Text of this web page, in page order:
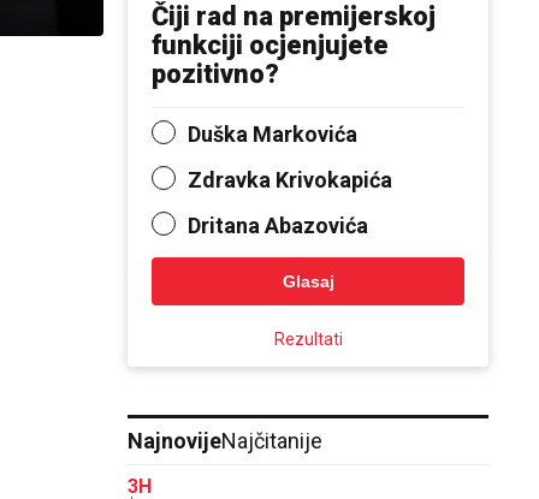
Čiji rad na premijerskoj
funkciji ocjenjujete
pozitivno?
Duška Markovića
Zdravka Krivokapića
Dritana Abazovića
Glasaj
Rezultati
NajnovijeNajčitanije
3H